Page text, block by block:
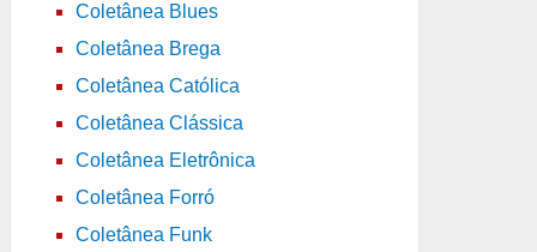
Coletânea Blues
Coletânea Brega
Coletânea Católica
Coletânea Clássica
Coletânea Eletrônica
Coletânea Forró
Coletânea Funk